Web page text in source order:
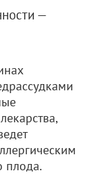
—
плода.